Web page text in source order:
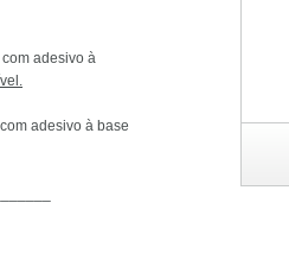
adesivo à
adesivo à base